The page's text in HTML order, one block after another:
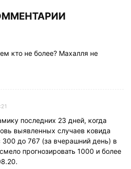
кто не более? Махалля не
последних 23 дней, когда
выявленных случаев ковида
300 до 767 (за вчерашний день) в
прогнозировать 1000 и более